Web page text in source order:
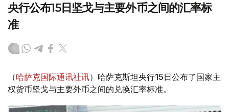
央行公布15日坚戈与主要外币之间的汇率标
准
（哈萨克国际通讯社讯）哈萨克斯坦央行15日公布了国家主
权货币坚戈与主要外币之间的兑换汇率标准。